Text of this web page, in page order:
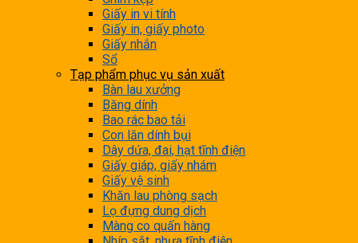
Giấy in vi tính
Giấy in, giấy photo
Giấy nhắn
Sổ
Tạp phẩm phục vụ sản xuất
Bàn lau xưởng
Băng dính
Bao rác bao tải
Con lăn dính bụi
Dây dứa, đai, hạt tĩnh điện
Giấy giáp, giấy nhám
Giấy vệ sinh
Khăn lau phòng sạch
Lọ đựng dung dịch
Màng co quấn hàng